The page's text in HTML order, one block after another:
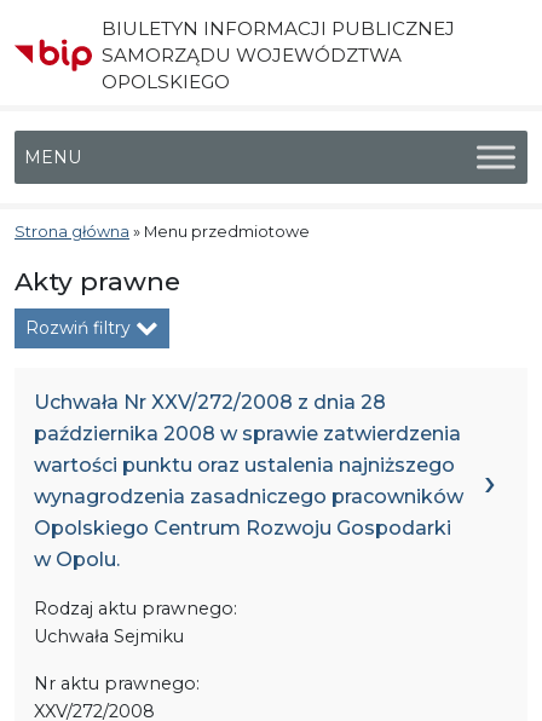
BIULETYN INFORMACJI PUBLICZNEJ
SAMORZĄDU WOJEWÓDZTWA
OPOLSKIEGO
Menu główne
Strona główna » Menu przedmiotowe
Akty prawne
Rozwiń filtry
Uchwała Nr XXV/272/2008 z dnia 28
października 2008 w sprawie zatwierdzenia
wartości punktu oraz ustalenia najniższego
wynagrodzenia zasadniczego pracowników
Opolskiego Centrum Rozwoju Gospodarki
w Opolu.
Rodzaj aktu prawnego:
Uchwała Sejmiku
Nr aktu prawnego:
XXV/272/2008